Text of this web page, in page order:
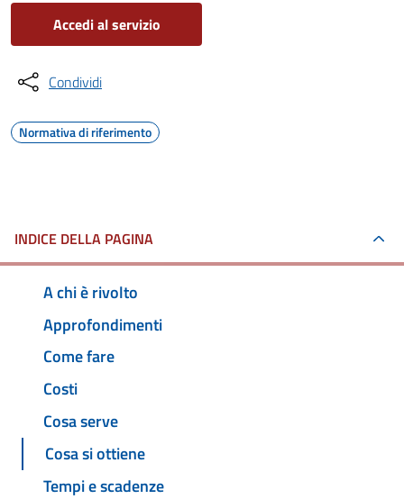
Accedi al servizio
Condividi
Normativa di riferimento
INDICE DELLA PAGINA
A chi è rivolto
Approfondimenti
Come fare
Costi
Cosa serve
Cosa si ottiene
Tempi e scadenze